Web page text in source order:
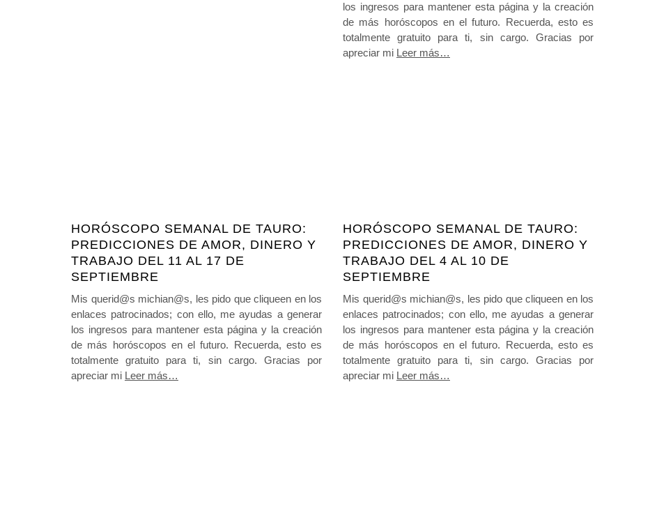
los ingresos para mantener esta página y la creación
de más horóscopos en el futuro. Recuerda, esto es
totalmente gratuito para ti, sin cargo. Gracias por
apreciar mi Leer más…
HORÓSCOPO SEMANAL DE TAURO:
PREDICCIONES DE AMOR, DINERO Y
TRABAJO DEL 11 AL 17 DE
SEPTIEMBRE
Mis querid@s michian@s, les pido que cliqueen en los
enlaces patrocinados; con ello, me ayudas a generar
los ingresos para mantener esta página y la creación
de más horóscopos en el futuro. Recuerda, esto es
totalmente gratuito para ti, sin cargo. Gracias por
apreciar mi Leer más…
HORÓSCOPO SEMANAL DE TAURO:
PREDICCIONES DE AMOR, DINERO Y
TRABAJO DEL 4 AL 10 DE
SEPTIEMBRE
Mis querid@s michian@s, les pido que cliqueen en los
enlaces patrocinados; con ello, me ayudas a generar
los ingresos para mantener esta página y la creación
de más horóscopos en el futuro. Recuerda, esto es
totalmente gratuito para ti, sin cargo. Gracias por
apreciar mi Leer más…